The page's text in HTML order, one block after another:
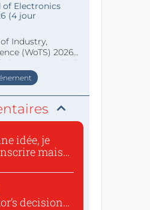
Electronics
(4 jour
Industry,
(WoTS) 2026
Electronics volledi
idée, je
mais
decision